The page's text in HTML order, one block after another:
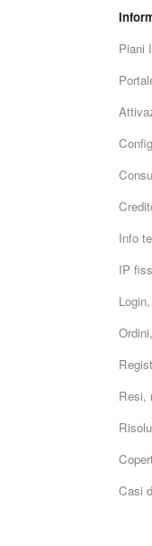
Piani
Info
IP
Resi,
Casi